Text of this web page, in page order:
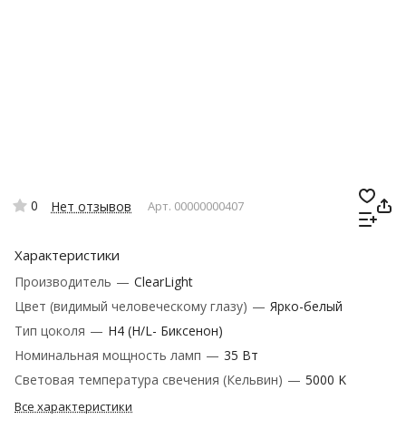
0 Нет отзывов Арт. 00000000407
Характеристики
Производитель — ClearLight
Цвет (видимый человеческому глазу) — Ярко-белый
Тип цоколя — H4 (H/L- Биксенон)
Номинальная мощность ламп — 35 Вт
Световая температура свечения (Кельвин) — 5000 K
Все характеристики